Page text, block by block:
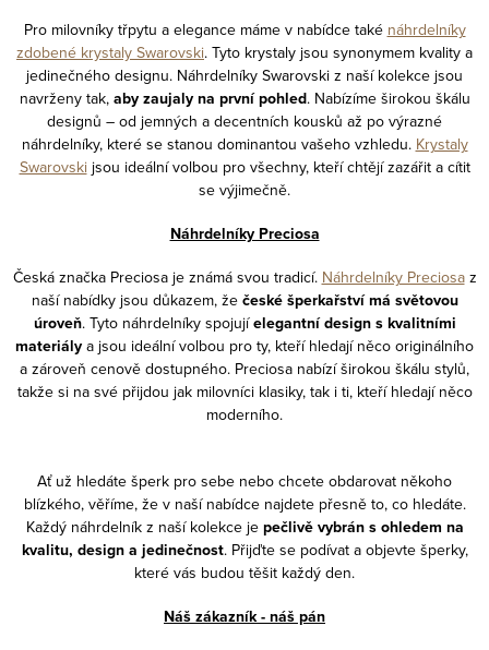
Pro milovníky třpytu a elegance máme v nabídce také náhrdelníky
zdobené krystaly Swarovski. Tyto krystaly jsou synonymem kvality a
jedinečného designu. Náhrdelníky Swarovski z naší kolekce jsou
navrženy tak, aby zaujaly na první pohled. Nabízíme širokou škálu
designů – od jemných a decentních kousků až po výrazné
náhrdelníky, které se stanou dominantou vašeho vzhledu. Krystaly
Swarovskijsou ideální volbou pro všechny, kteří chtějí zazářit a cítit
se výjimečně.
Náhrdelníky Preciosa
Česká značka Preciosa je známá svou tradicí. Náhrdelníky Preciosaz
naší nabídky jsou důkazem, že české šperkařství má světovou
úroveň. Tyto náhrdelníky spojujíelegantní design s kvalitními
materiály a jsou ideální volbou pro ty, kteří hledají něco originálního
a zároveň cenově dostupného. Preciosa nabízí širokou škálu stylů,
takže si na své přijdou jak milovníci klasiky, tak i ti, kteří hledají něco
moderního.
Ať už hledáte šperk pro sebe nebo chcete obdarovat někoho
blízkého, věříme, že v naší nabídce najdete přesně to, co hledáte.
Každý náhrdelník z naší kolekce je pečlivě vybrán s ohledem na
kvalitu, design a jedinečnost. Přijďte se podívat a objevte šperky,
které vás budou těšit každý den.
Náš zákazník - náš pán